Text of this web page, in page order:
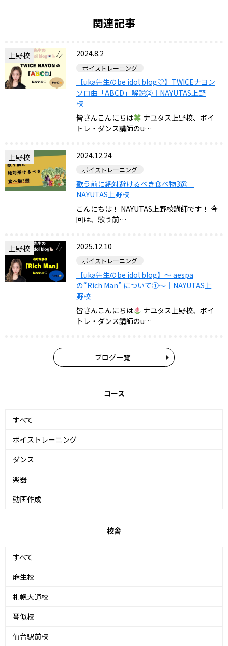
関連記事
上野校 2024.8.2
ボイストレーニング
【uka先生のbe idol blog♡】TWICEナヨン
ソロ曲「ABCD」解説➁｜NAYUTAS上野
校
皆さんこんにちは
ナユタス上野校、ボイ
トレ・ダンス講師のu…
上野校 2024.12.24
ボイストレーニング
歌う前に絶対避けるべき食べ物3選｜
NAYUTAS上野校
こんにちは！ NAYUTAS上野校講師です！ 今
回は、歌う前…
上野校 2025.12.10
ボイストレーニング
【uka先生のbe idol blog】～ aespa
の“Rich Man” について①～｜NAYUTAS上
野校
皆さんこんにちは
ナユタス上野校、ボイ
トレ・ダンス講師のu…
ブログ一覧
コース
すべて
ボイストレーニング
ダンス
楽器
動画作成
校舎
すべて
麻生校
札幌大通校
琴似校
仙台駅前校